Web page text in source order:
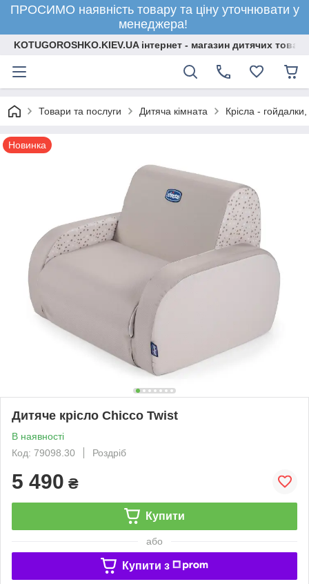
ПРОСИМО наявність товару та ціну уточнювати у
менеджера!
KOTUGOROSHKO.KIEV.UA інтернет - магазин дитячих
Товари та послуги Дитяча кімната Крісла -
Новинка
Дитяче крісло Chicco Twist
В наявності
Код: 79098.30
Роздріб
5 490 ₴
Купити
або
Купити з